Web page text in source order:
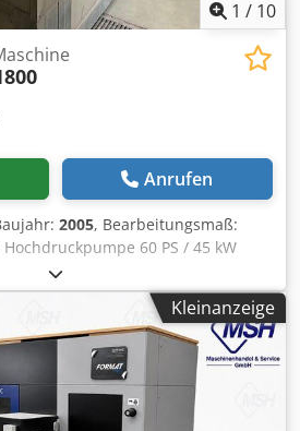
1 / 10
Anrufen
2005, Bearbeitungsmaß:
60 PS / 45 kW
4.130 BAR Wasserverbrauch 4,69
CAM Automatische
Abkjf Lagerort: Kunde
Kleinanzeige